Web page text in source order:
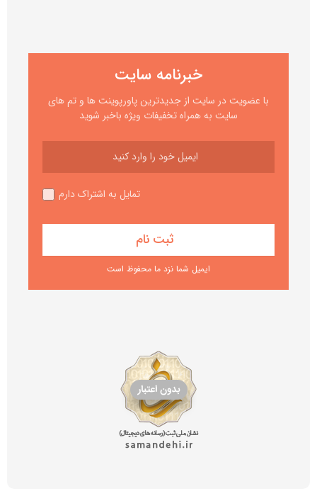
خبرنامه سایت
با عضویت در سایت از جدیدترین پاورپوینت ها و تم های
سایت به همراه تخفیفات ویژه باخبر شوید
تمایل به اشتراک دارم
ایمیل شما نزد ما محفوظ است